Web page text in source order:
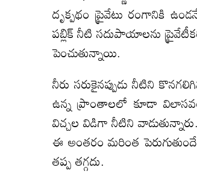
దృక్పథం ప్రైవేటు రంగానికి
పబ్లిక్ నీటి సదుపాయాలను
పెంచుతున్నాయి.
నీరు సరుకైనప్పుడు నీటిని
ఉన్న ప్రాంతాలలో కూడా
విచ్చల విడిగా నీటిని
ఈ అంతరం మరింత
తప్ప తగ్గదు.